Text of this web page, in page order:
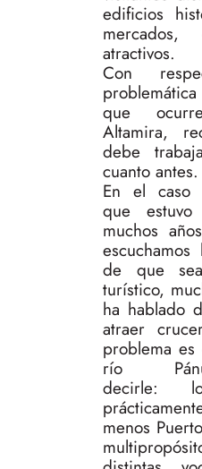
edificios
atractivos.
Con
que
Altamira,
debe
cuanto antes.
En el caso
que estuvo
muchos
de que
turístico,
ha hablado
atraer
problema
río
decirle:
menos